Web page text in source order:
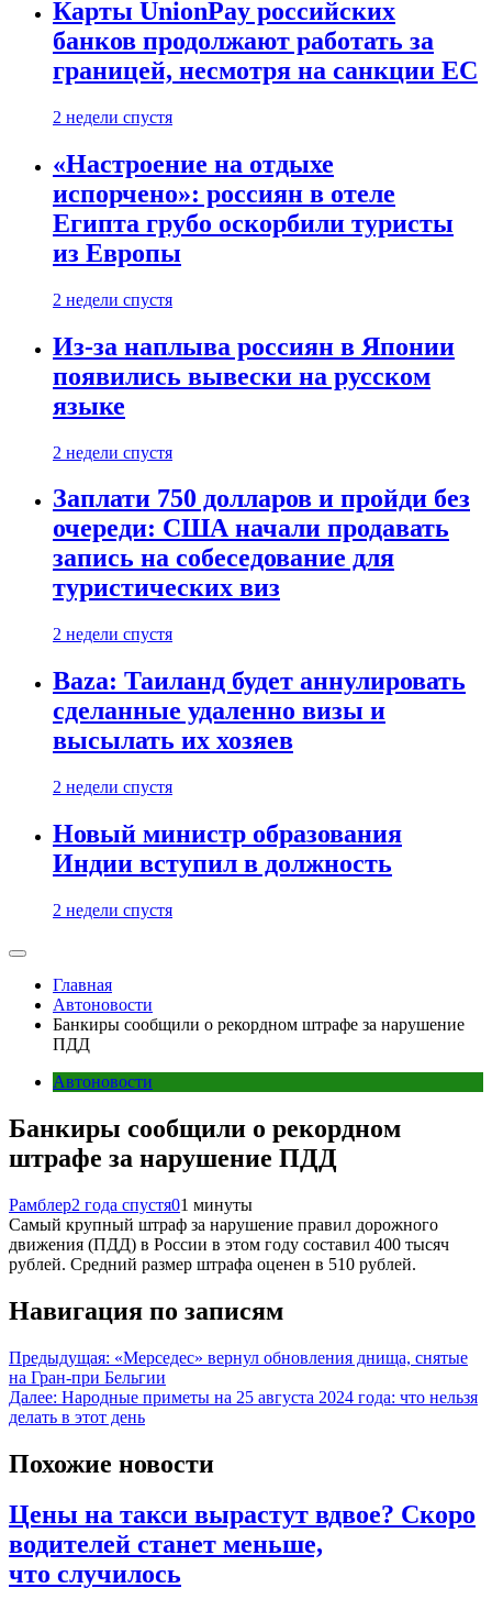
Карты UnionPay российских
банков продолжают работать за
границей, несмотря на санкции ЕС
2 недели спустя
«Настроение на отдыхе
испорчено»: россиян в отеле
Египта грубо оскорбили туристы
из Европы
2 недели спустя
Из-за наплыва россиян в Японии
появились вывески на русском
языке
2 недели спустя
Заплати 750 долларов и пройди без
очереди: США начали продавать
запись на собеседование для
туристических виз
2 недели спустя
Baza: Таиланд будет аннулировать
сделанные удаленно визы и
высылать их хозяев
2 недели спустя
Новый министр образования
Индии вступил в должность
2 недели спустя
Главная
Автоновости
Банкиры сообщили о рекордном штрафе за нарушение
ПДД
Автоновости
Банкиры сообщили о рекордном
штрафе за нарушение ПДД
Рамблер2 года спустя01 минуты
Самый крупный штраф за нарушение правил дорожного
движения (ПДД) в России в этом году составил 400 тысяч
рублей. Средний размер штрафа оценен в 510 рублей.
Навигация по записям
Предыдущая: «Мерседес» вернул обновления днища, снятые
на Гран-при Бельгии
Далее: Народные приметы на 25 августа 2024 года: что нельзя
делать в этот день
Похожие новости
Цены на такси вырастут вдвое? Скоро
водителей станет меньше,
что случилось